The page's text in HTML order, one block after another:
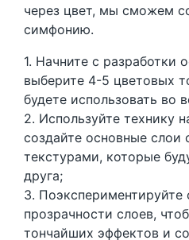
через цвет, мы сможем
симфонию.
1. Начните с разработки
выберите 4-5 цветовых
будете использовать во
2. Используйте технику
создайте основные слои
текстурами, которые
друга;
3. Поэкспериментируйте
прозрачности слоев,
тончайших эффектов и